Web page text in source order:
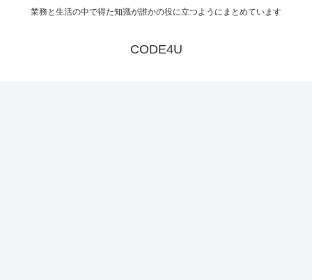
業務と生活の中で得た知識が誰かの役に立つようにまとめています
CODE4U